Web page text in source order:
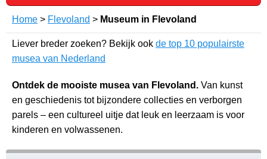
Home > Flevoland > Museum in Flevoland
Liever breder zoeken? Bekijk ook de top 10 populairste
musea van Nederland
Ontdek de mooiste musea van Flevoland. Van kunst
en geschiedenis tot bijzondere collecties en verborgen
parels – een cultureel uitje dat leuk en leerzaam is voor
kinderen en volwassenen.